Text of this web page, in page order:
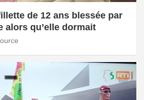
de 12 ans blessée par
alors qu’elle dormait